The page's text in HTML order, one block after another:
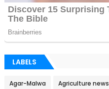
LABELS
Agar-Malwa Agriculture news